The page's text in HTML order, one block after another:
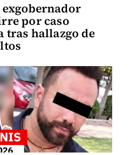
exgobernador
por caso
tras hallazgo de